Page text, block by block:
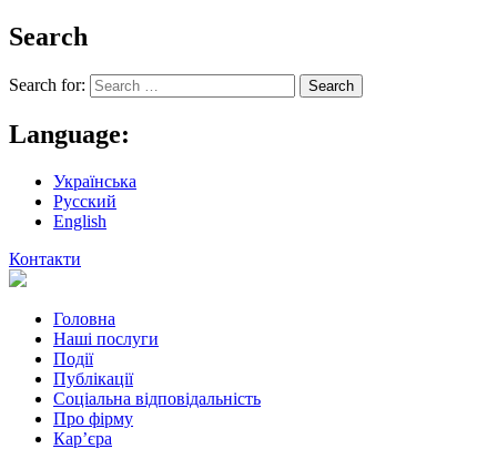
Search
Search for:
Language:
Українська
Русский
English
Контакти
Головна
Наші послуги
Події
Публікації
Соціальна відповідальність
Про фiрму
Кар’єра